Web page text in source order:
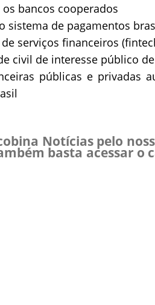
bancos cooperados
sistema de pagamentos
serviços financeiros
civil de interesse público
públicas e privadas
Notícias pelo
basta acessar o